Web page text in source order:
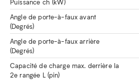
Puissance ch (kW)
Angle de porte-à-faux avant
(Degrés)
Angle de porte-à-faux arrière
(Degrés)
Capacité de charge max. derrière la
2e rangée L (pin)